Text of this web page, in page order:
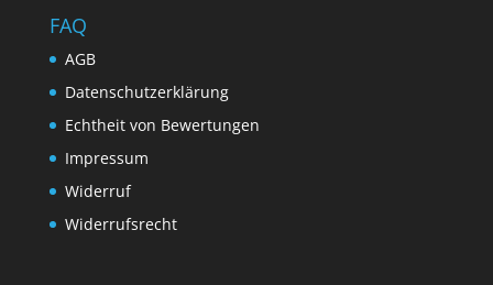
FAQ
AGB
Datenschutzerklärung
Echtheit von Bewertungen
Impressum
Widerruf
Widerrufsrecht